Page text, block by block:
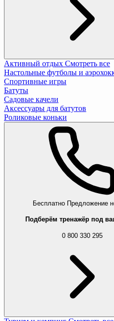
Активный отдых Смотреть все
Настольные футболы и
Спортивные игры
Батуты
Садовые качели
Аксессуары для батутов
Роликовые коньки
Бесплатно Предложение
Подберём тренажёр под
0 800 330 295